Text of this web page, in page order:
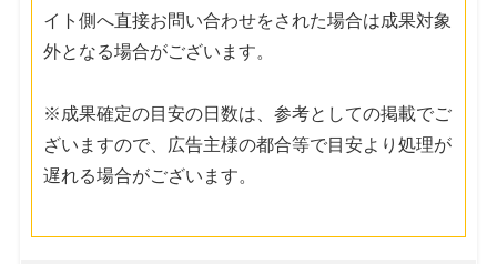
イト側へ直接お問い合わせをされた場合は成果対象
外となる場合がございます。
※成果確定の目安の日数は、参考としての掲載でご
ざいますので、広告主様の都合等で目安より処理が
遅れる場合がございます。